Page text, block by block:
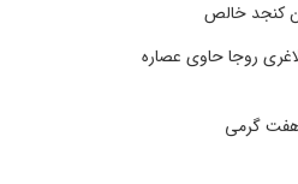
کنجد خالص
روجا حاوی عصاره
گرمی